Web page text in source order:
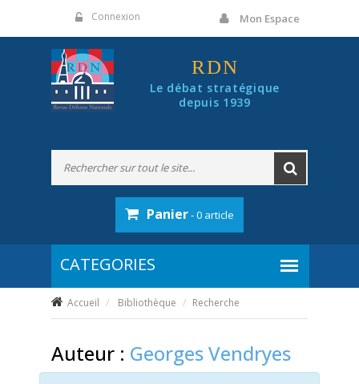
Connexion Mon Espace
RDN
Le débat stratégique
depuis 1939
Panier- 0 article
Accueil Bibliothèque Recherche
Auteur : Georges Vendryes